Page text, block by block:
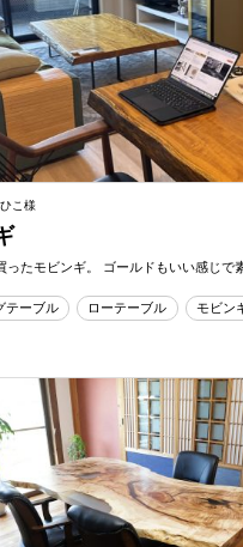
こ様
ったモビンギ。 ゴールドもいい感じで
テーブル ローテーブル モビン